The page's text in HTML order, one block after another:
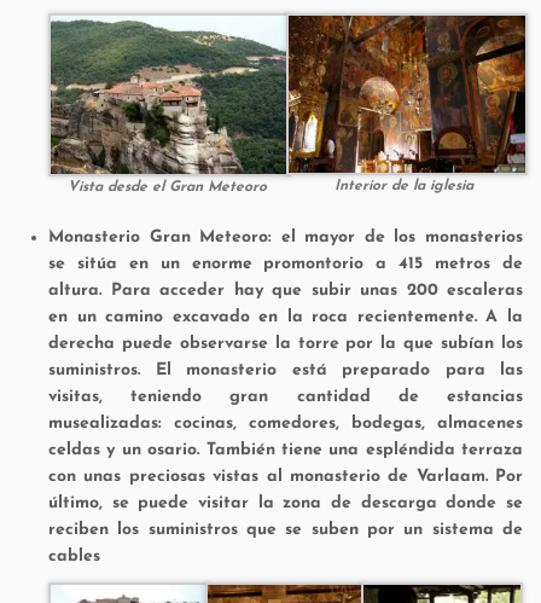
Vista desde el Gran Meteoro Interior de la iglesia
Monasterio Gran Meteoro: el mayor de los monasterios
se sitúa en un enorme promontorio a 415 metros de
altura. Para acceder hay que subir unas 200 escaleras
en un camino excavado en la roca recientemente. A la
derecha puede observarse la torre por la que subían los
suministros. El monasterio está preparado para las
visitas, teniendo gran cantidad de estancias
musealizadas: cocinas, comedores, bodegas, almacenes
celdas y un osario. También tiene una espléndida terraza
con unas preciosas vistas al monasterio de Varlaam. Por
último, se puede visitar la zona de descarga donde se
reciben los suministros que se suben por un sistema de
cables